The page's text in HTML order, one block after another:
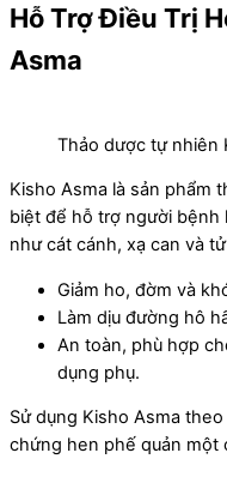
Hỗ Trợ Điều Trị
Asma
Thảo dược tự nhiên
Kisho Asma là sản phẩm
biệt để hỗ trợ người bệnh
như cát cánh, xạ can và
Giảm ho, đờm và
Làm dịu đường hô
An toàn, phù hợp
dụng phụ.
Sử dụng Kisho Asma
chứng hen phế quản một